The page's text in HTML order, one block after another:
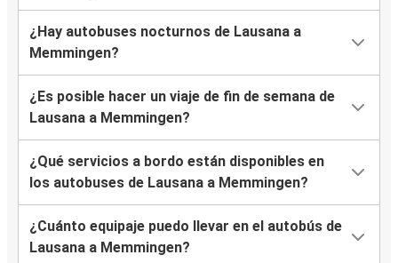
¿Hay autobuses nocturnos de Lausana a
Memmingen?
¿Es posible hacer un viaje de fin de semana de
Lausana a Memmingen?
¿Qué servicios a bordo están disponibles en
los autobuses de Lausana a Memmingen?
¿Cuánto equipaje puedo llevar en el autobús de
Lausana a Memmingen?